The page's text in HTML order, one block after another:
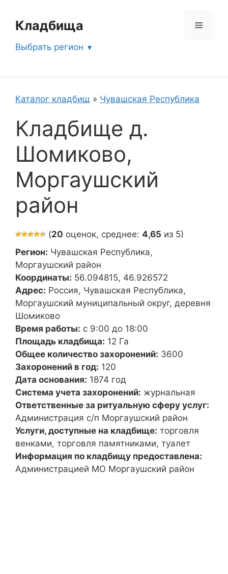
содержимому
Кладбища Меню
Выбрать регион
Каталог кладбищ » Чувашская Республика
Кладбище д.
Шомиково,
Моргаушский
район
(20 оценок, среднее: 4,65 из 5)
Регион: Чувашская Республика,
Моргаушский район
Координаты: 56.094815, 46.926572
Адрес: Россия, Чувашская Республика,
Моргаушский муниципальный округ, деревня
Шомиково
Время работы: с 9:00 до 18:00
Площадь кладбища: 12 Га
Общее количество захоронений: 3600
Захоронений в год: 120
Дата основания: 1874 год
Система учета захоронений: журнальная
Ответственные за ритуальную сферу услуг:
Администрация с/п Моргаушский район
Услуги, доступные на кладбище: торговля
венками, торговля памятниками, туалет
Информация по кладбищу предоставлена:
Администрацией МО Моргаушский район